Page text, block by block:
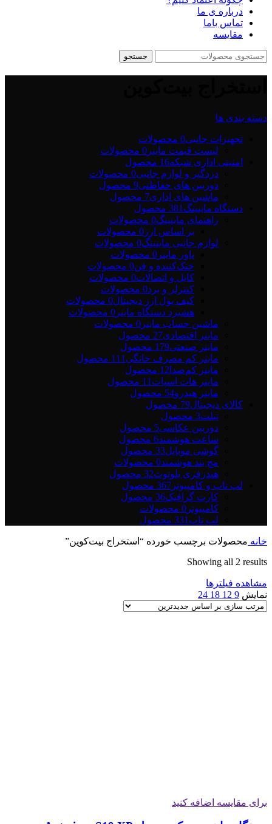
درباره ی ما
تماس باما
مقایسه
جستجو
دسته بندی ها
تجهیزات جانبی0 محصولات
لیست قیمت ماینر 0 محصولات
امنیتی اداری شبکه16 محصول
دزدگیر و لوازم جانبی0 محصولات
دوربین های حفاظتی9 محصول
ماشین های اداری7 محصول
دستگاه ماینینگ 381 محصول
راهنمای ماینینگ0 محصولات
بر اساس ارز 0 محصولات
لوازم جانبی ماینینگ0 محصولات
پاور ماینر 0 محصولات
خنک‌کننده و فن0 محصولات
کابل و اتصالات0 محصولات
کنترلر و برد0 محصولات
کیف پول ارز دیجیتال0 محصولات
هشبرد دستگاه ماینر 0 محصولات
ماشین حساب ماینر 0 محصولات
ماینر اقتصادی27 محصول
ماینر صنعتی179 محصول
ماینر کم مصرف خانگی 111 محصول
ماینر کم‌صدا 12 محصول
ماینر هات اسپات 11 محصول
ماینر هیدرو54 محصول
کالای دیجیتال79 محصول
تبلت3 محصول
دوربین عکاسی5 محصول
ساعت هوشمند6 محصول
گوشی موبایل33 محصول
مچ بند هوشمند0 محصولات
هندزفری بلوتوث32 محصول
لپ تاپ و کامپیوتر 367 محصول
کارت گرافیک36 محصول
کامپیوتر 0 محصولات
لپ تاپ 331 محصول
خانه محصولات برچسب خورده “استخراج بیت‌کوین”
Showing all 2 results
مشاهده فیلترها
نمایش 9
12
18
24
برای مقایسه اضافه کنید